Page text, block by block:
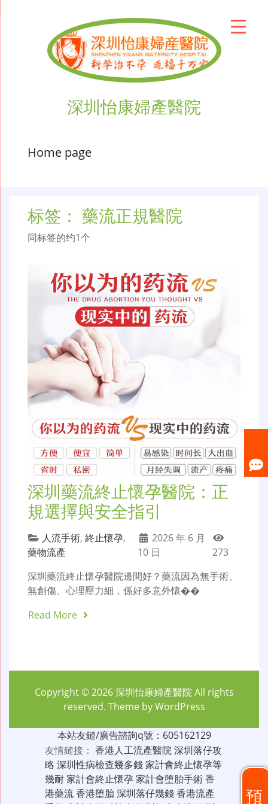
深圳怡康婦產醫院
Home page
标签： 藥流正規醫院
同标签的约1个
深圳藥流終止懷孕醫院：正
規選擇與安全指引
人流手術, 終止懷孕,
藥物流產
2026 年 6 月
10 日
273
深圳藥流終止懷孕醫院邊間好？藥流因為無手術、
無創傷、心理壓力細，係好多意外懷��
Read More
預
Copyright © 2026深圳怡康婦產醫院All rights
reserved. Theme byWordPress
本站友鏈/廣告諮詢q號：605162129
友情鏈接： 香港人工流產醫院深圳落仔攻
略 深圳性病檢查幾多錢家計會終止懷孕等
幾耐家計會終止懷孕家計會堕胎手術香
港藥流香港堕胎深圳落仔幾錢香港流產